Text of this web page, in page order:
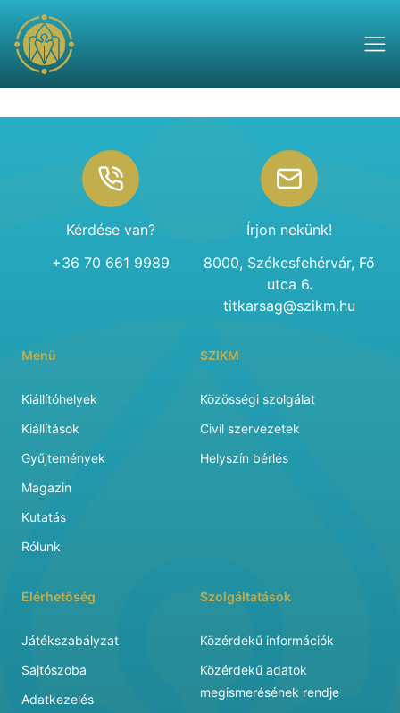
Kérdése van?
+36 70 661 9989
Írjon nekünk!
8000, Székesfehérvár, Fő
utca 6.
titkarsag@szikm.hu
Menü
Kiállítóhelyek
Kiállítások
Gyűjtemények
Magazin
Kutatás
Rólunk
SZIKM
Közösségi szolgálat
Civil szervezetek
Helyszín bérlés
Elérhetőség
Játékszabályzat
Sajtószoba
Adatkezelés
Szolgáltatások
Közérdekű információk
Közérdekű adatok
megismerésének rendje